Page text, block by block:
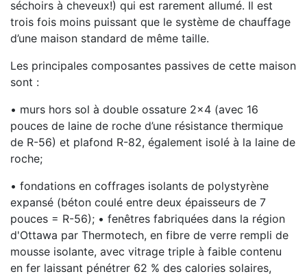
séchoirs à cheveux!) qui est rarement allumé. Il est
trois fois moins puissant que le système de chauffage
d’une maison standard de même taille.
Les principales composantes passives de cette maison
sont :
• murs hors sol à double ossature 2x4 (avec 16
pouces de laine de roche d’une résistance thermique
de R-56) et plafond R-82, également isolé à la laine de
roche;
• fondations en coffrages isolants de polystyrène
expansé (béton coulé entre deux épaisseurs de 7
pouces = R-56); • fenêtres fabriquées dans la région
d'Ottawa par Thermotech, en fibre de verre rempli de
mousse isolante, avec vitrage triple à faible contenu
en fer laissant pénétrer 62 % des calories solaires,